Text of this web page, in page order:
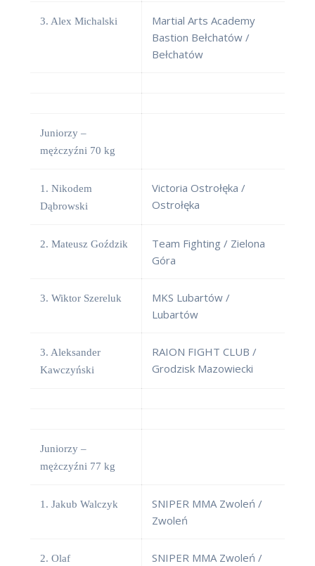
3. Alex Michalski
Martial Arts Academy
Bastion Bełchatów /
Bełchatów
Juniorzy –
mężczyźni 70 kg
1. Nikodem
Dąbrowski
Victoria Ostrołęka /
Ostrołęka
2. Mateusz Goździk
Team Fighting / Zielona
Góra
3. Wiktor Szereluk
MKS Lubartów /
Lubartów
3. Aleksander
Kawczyński
RAION FIGHT CLUB /
Grodzisk Mazowiecki
Juniorzy –
mężczyźni 77 kg
1. Jakub Walczyk
SNIPER MMA Zwoleń /
Zwoleń
2. Olaf
SNIPER MMA Zwoleń /